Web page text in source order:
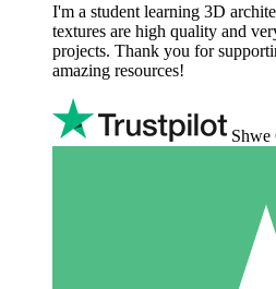
I'm a student learning 3D
textures are high quality and
projects. Thank you for
amazing resources!
Shwe